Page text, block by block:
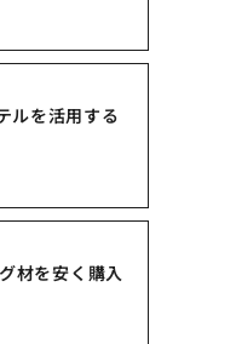
ルを活用する
材を安く購入